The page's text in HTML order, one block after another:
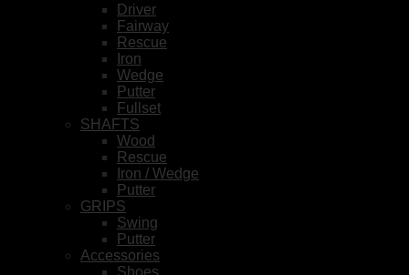
Driver
Fairway
Rescue
Iron
Wedge
Putter
Fullset
SHAFTS
Wood
Rescue
Iron / Wedge
Putter
GRIPS
Swing
Putter
Accessories